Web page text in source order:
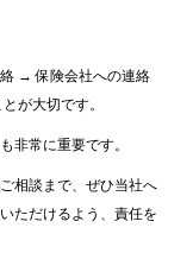
→ 保険会社への連絡
が大切です。
非常に重要です。
相談まで、ぜひ当社へ
ただけるよう、責任を